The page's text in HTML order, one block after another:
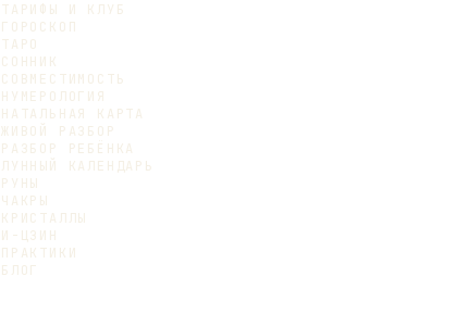
ТАРИФЫ И КЛУБ
ГОРОСКОП
ТАРО
СОННИК
СОВМЕСТИМОСТЬ
НУМЕРОЛОГИЯ
НАТАЛЬНАЯ КАРТА
ЖИВОЙ РАЗБОР
РАЗБОР РЕБЁНКА
ЛУННЫЙ КАЛЕНДАРЬ
РУНЫ
ЧАКРЫ
КРИСТАЛЛЫ
И-ЦЗИН
ПРАКТИКИ
БЛОГ